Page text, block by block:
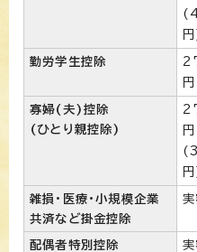
勤労学生控除
円
寡婦(夫)控除
(ひとり親控除)
円
雑損・医療・小規模企業
共済など掛金控除
配偶者特別控除